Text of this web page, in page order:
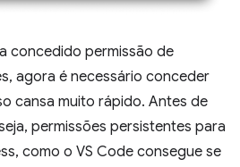
concedido permissão de
agora é necessário conceder
cansa muito rápido. Antes de
permissões persistentes para
como o VS Code consegue se